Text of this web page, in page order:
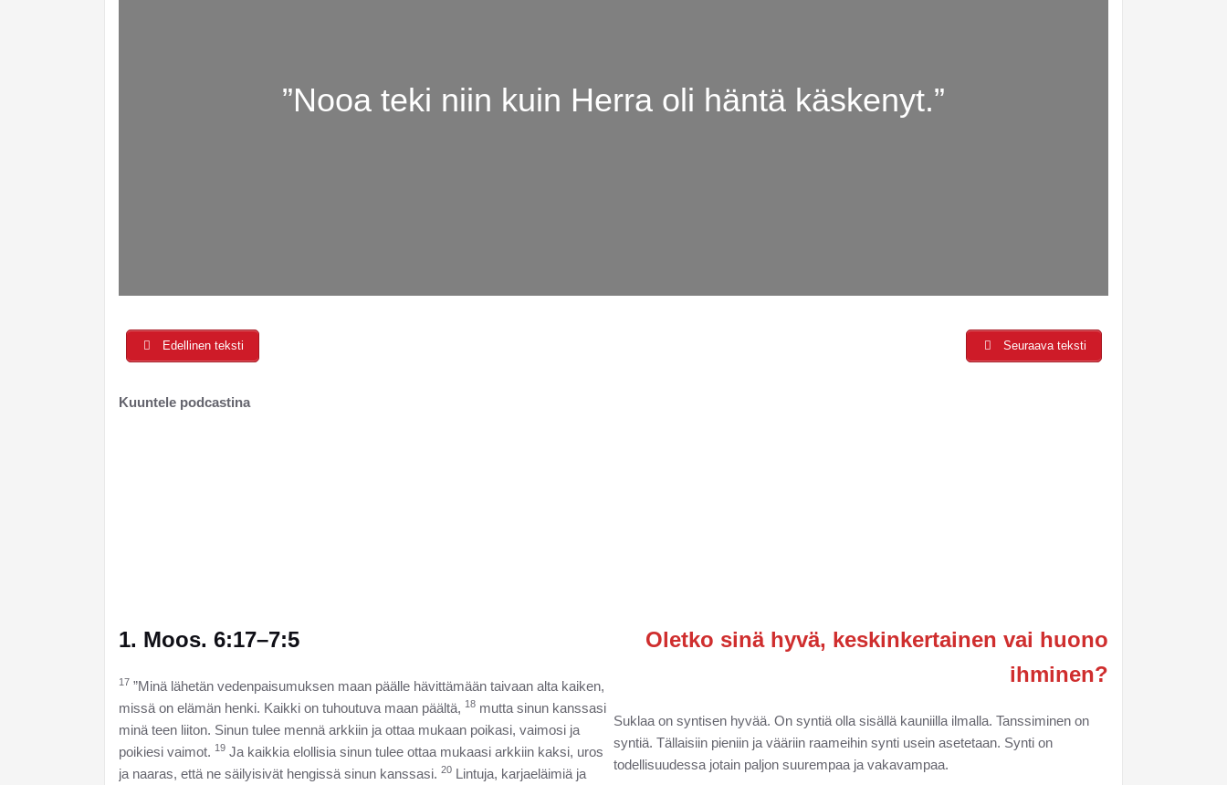
”Nooa teki niin kuin Herra oli häntä käskenyt.”
Edellinen teksti Seuraava teksti
Kuuntele podcastina
1. Moos. 6:17–7:5
17 ”Minä lähetän vedenpaisumuksen maan päälle hävittämään taivaan alta kaiken,
missä on elämän henki. Kaikki on tuhoutuva maan päältä, 18 mutta sinun kanssasi
minä teen liiton. Sinun tulee mennä arkkiin ja ottaa mukaan poikasi, vaimosi ja
poikiesi vaimot. 19 Ja kaikkia elollisia sinun tulee ottaa mukaasi arkkiin kaksi, uros
ja naaras, että ne säilyisivät hengissä sinun kanssasi. 20 Lintuja, karjaeläimiä ja
Oletko sinä hyvä, keskinkertainen vai huono
ihminen?
Suklaa on syntisen hyvää. On syntiä olla sisällä kauniilla ilmalla. Tanssiminen on
syntiä. Tällaisiin pieniin ja vääriin raameihin synti usein asetetaan. Synti on
todellisuudessa jotain paljon suurempaa ja vakavampaa.